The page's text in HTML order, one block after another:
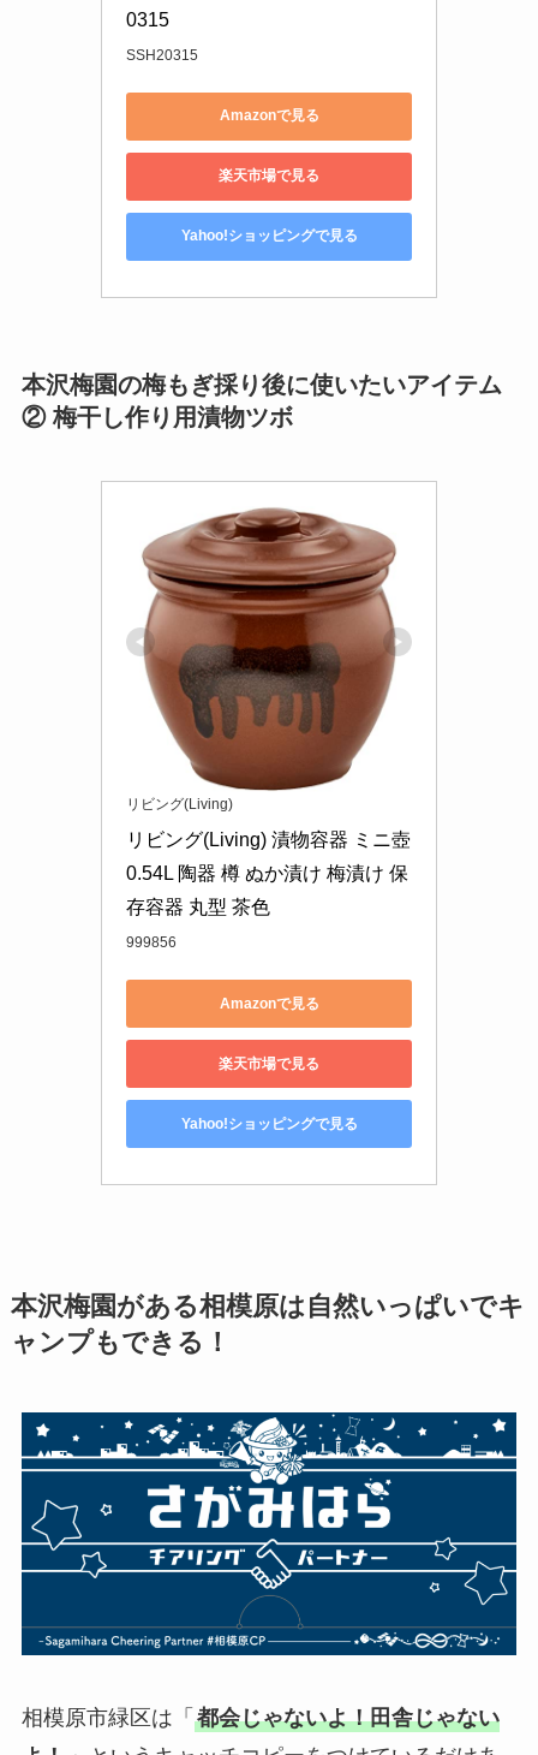
0315
SSH20315
Amazonで見る
楽天市場で見る
Yahoo!ショッピングで見る
本沢梅園の梅もぎ採り後に使いたいアイテム
② 梅干し作り用漬物ツボ
リビング(Living)
リビング(Living) 漬物容器 ミニ壺
0.54L 陶器 樽 ぬか漬け 梅漬け 保
存容器 丸型 茶色
999856
Amazonで見る
楽天市場で見る
Yahoo!ショッピングで見る
本沢梅園がある相模原は自然いっぱいでキ
ャンプもできる！
相模原市緑区は「 都会じゃないよ！田舎じゃない